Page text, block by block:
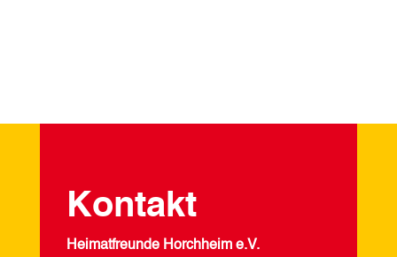
Kontakt
Heimatfreunde Horchheim e.V.